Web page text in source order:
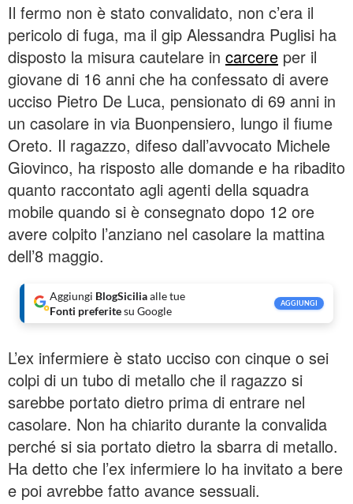
Il fermo non è stato convalidato, non c’era il
pericolo di fuga, ma il gip Alessandra Puglisi ha
disposto la misura cautelare in carcere per il
giovane di 16 anni che ha confessato di avere
ucciso Pietro De Luca, pensionato di 69 anni in
un casolare in via Buonpensiero, lungo il fiume
Oreto. Il ragazzo, difeso dall’avvocato Michele
Giovinco, ha risposto alle domande e ha ribadito
quanto raccontato agli agenti della squadra
mobile quando si è consegnato dopo 12 ore
avere colpito l’anziano nel casolare la mattina
dell’8 maggio.
Aggiungi BlogSiciliaalle tue
Fonti preferitesu Google
AGGIUNGI
L’ex infermiere è stato ucciso con cinque o sei
colpi di un tubo di metallo che il ragazzo si
sarebbe portato dietro prima di entrare nel
casolare. Non ha chiarito durante la convalida
perché si sia portato dietro la sbarra di metallo.
Ha detto che l’ex infermiere lo ha invitato a bere
e poi avrebbe fatto avance sessuali.